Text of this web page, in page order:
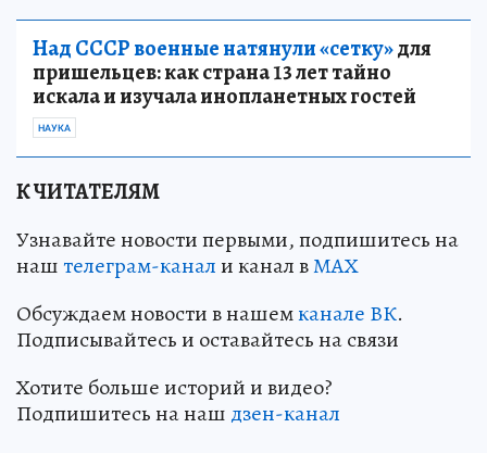
Над СССР военные натянули «сетку»для
пришельцев: как страна 13 лет тайно
искала и изучала инопланетных гостей
НАУКА
К ЧИТАТЕЛЯМ
Узнавайте новости первыми, подпишитесь на
наштелеграм-канали канал вМАХ
Обсуждаем новости в нашемканале ВК.
Подписывайтесь и оставайтесь на связи
Хотите больше историй и видео?
Подпишитесь на наш дзен-канал